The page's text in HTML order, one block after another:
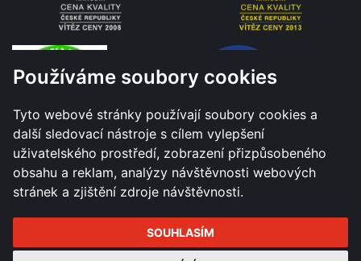
Používáme soubory cookies
Tyto webové stránky používají soubory cookies a
další sledovací nástroje s cílem vylepšení
uživatelského prostředí, zobrazení přizpůsobeného
obsahu a reklam, analýzy návštěvnosti webových
stránek a zjištění zdroje návštěvnosti.
SOUHLASÍM